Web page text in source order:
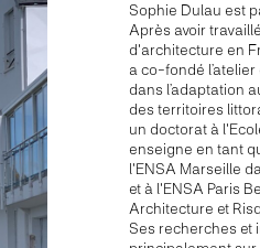
Sophie Dulau est
Après avoir
d'architecture en
a co-fondé
dans l’adaptation
des territoires
un doctorat à
enseigne en tant
l'ENSA Marseille
et à l'ENSA Paris
Architecture et
Ses recherches et